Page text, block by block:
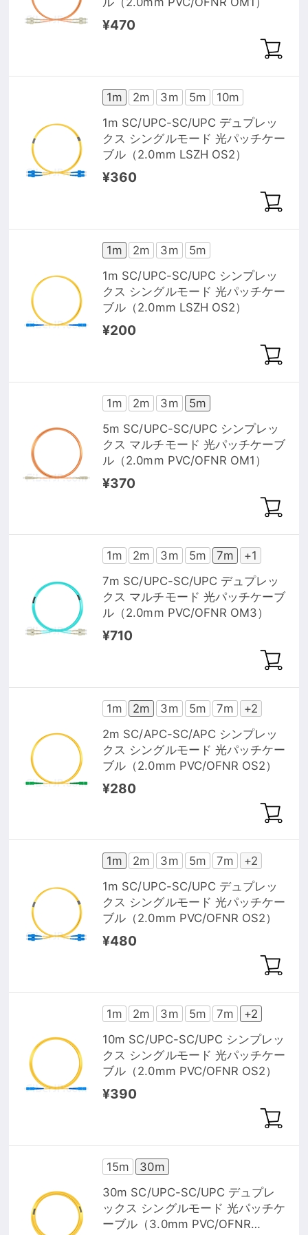
¥470
1m 2m 3m 5m
10m
1m SC/UPC-SC/UPC デュプレッ
クス シングルモード 光パッチケー
ブル（2.0mm LSZH OS2）
¥360
1m 2m 3m
5m
1m SC/UPC-SC/UPC シンプレッ
クス シングルモード 光パッチケー
ブル（2.0mm LSZH OS2）
¥200
1m 2m 3m
5m
5m SC/UPC-SC/UPC シンプレッ
クス マルチモード 光パッチケーブ
ル（2.0mm PVC/OFNR OM1）
¥370
1m 2m 3m 5m 7m
+1
7m SC/UPC-SC/UPC デュプレッ
クス マルチモード 光パッチケーブ
ル（2.0mm PVC/OFNR OM3）
¥710
1m 2m 3m 5m 7m
+2
2m SC/APC-SC/APC シンプレッ
クス シングルモード 光パッチケー
ブル（2.0mm PVC/OFNR OS2）
¥280
1m 2m 3m 5m 7m
+2
1m SC/UPC-SC/UPC デュプレッ
クス シングルモード 光パッチケー
ブル（2.0mm PVC/OFNR OS2）
¥480
1m 2m 3m 5m 7m
+2
10m SC/UPC-SC/UPC シンプレッ
クス シングルモード 光パッチケー
ブル（2.0mm PVC/OFNR OS2）
¥390
15m
30m
30m SC/UPC-SC/UPC デュプレ
ックス シングルモード 光パッチケ
ーブル（3.0mm PVC/OFNR